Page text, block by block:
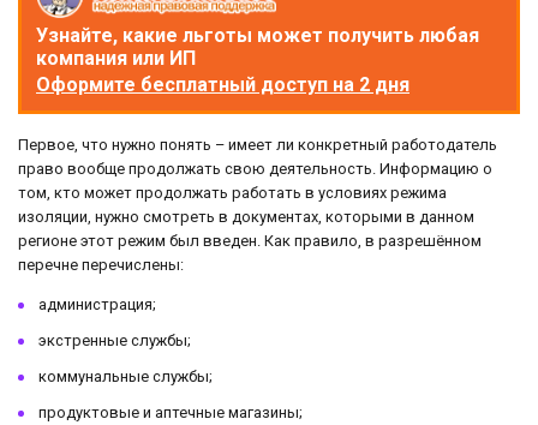
Узнайте, какие льготы может получить любая
компания или ИП
Оформите бесплатный доступ на 2 дня
Первое, что нужно понять – имеет ли конкретный работодатель
право вообще продолжать свою деятельность. Информацию о
том, кто может продолжать работать в условиях режима
изоляции, нужно смотреть в документах, которыми в данном
регионе этот режим был введен. Как правило, в разрешённом
перечне перечислены:
администрация;
экстренные службы;
коммунальные службы;
продуктовые и аптечные магазины;